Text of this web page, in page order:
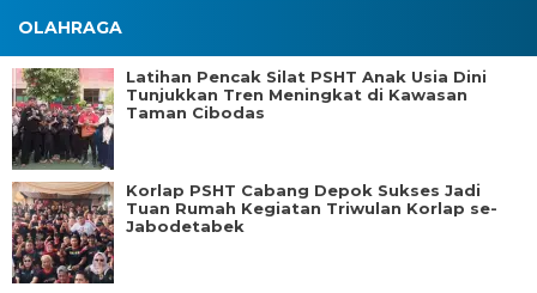
OLAHRAGA
Latihan Pencak Silat PSHT Anak Usia Dini
Tunjukkan Tren Meningkat di Kawasan
Taman Cibodas
Korlap PSHT Cabang Depok Sukses Jadi
Tuan Rumah Kegiatan Triwulan Korlap se-
Jabodetabek